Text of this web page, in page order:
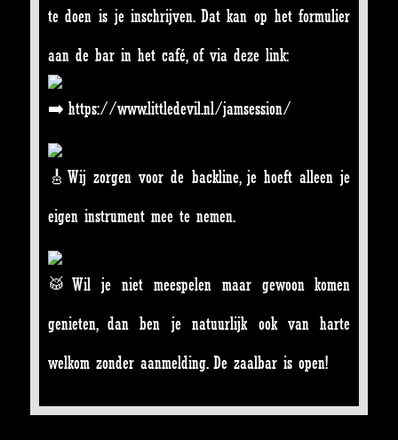
te doen is je inschrijven. Dat kan op het formulier
aan de bar in het café, of via deze link:
https://www.littledevil.nl/jamsession/
Wij zorgen voor de backline, je hoeft alleen je
eigen instrument mee te nemen.
Wil je niet meespelen maar gewoon komen
genieten, dan ben je natuurlijk ook van harte
welkom zonder aanmelding. De zaalbar is open!